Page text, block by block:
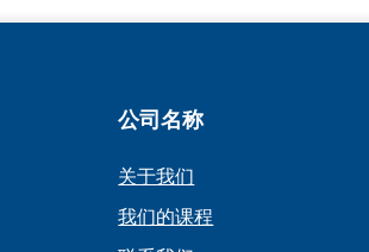
公司名称
关于我们
我们的课程